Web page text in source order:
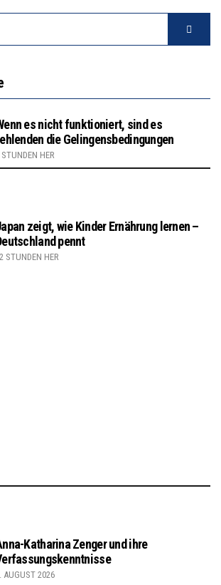
es nicht funktioniert, sind es
die Gelingensbedingungen
HER
zeigt, wie Kinder Ernährung lernen –
pennt
STUNDEN HER
Katharina Zenger und ihre
AUGUST 2026